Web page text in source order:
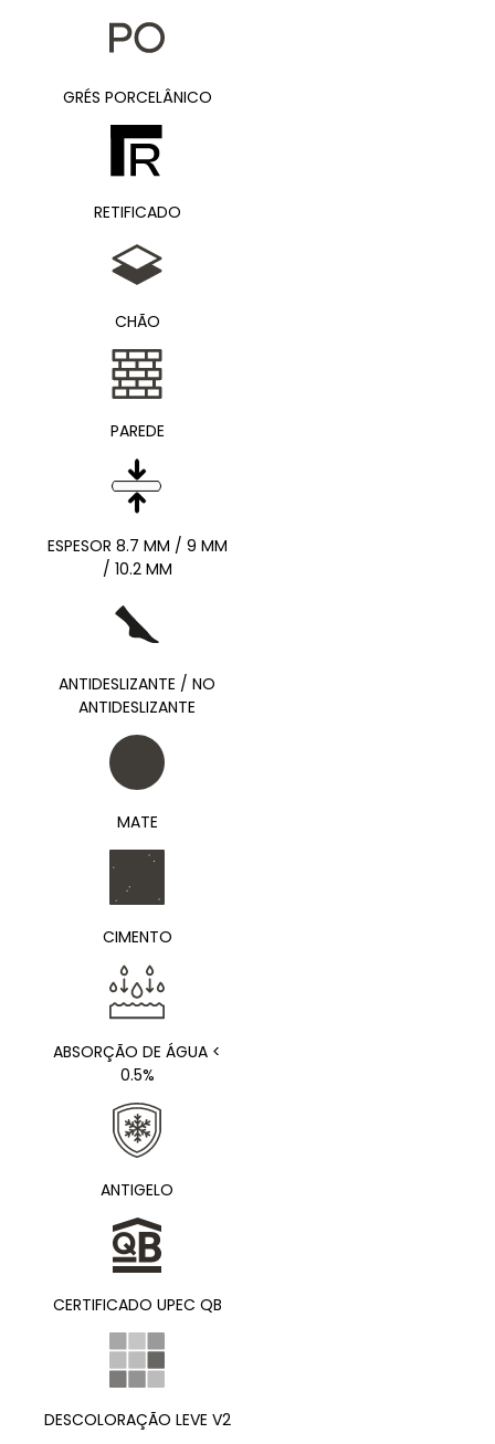
GRÉS PORCELÂNICO
RETIFICADO
CHÃO
PAREDE
ESPESOR 8.7 MM / 9 MM
/ 10.2 MM
ANTIDESLIZANTE / NO
ANTIDESLIZANTE
MATE
CIMENTO
ABSORÇÃO DE ÁGUA <
0.5%
ANTIGELO
CERTIFICADO UPEC QB
DESCOLORAÇÃO LEVE V2